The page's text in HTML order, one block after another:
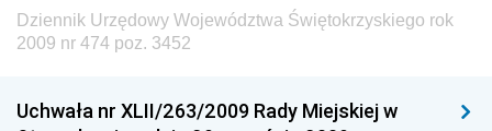
Środowiska
Dziennik Urzędowy Generalnej Dyrekcji Ochrony
Dziennik Urzędowy Ministerstwa Administracji,
Dziennik Urzędowy Województwa Świętokrzyskiego rok
2009 nr 474 poz. 3452
Uchwała nr XLII/263/2009 Rady Miejskiej w